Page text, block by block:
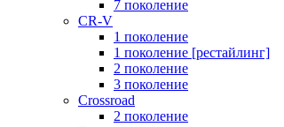
7 поколение
CR-V
1 поколение
1 поколение [рестайлинг]
2 поколение
3 поколение
Crossroad
2 поколение